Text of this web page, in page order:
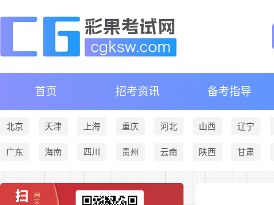
首页 招考资讯 备考指导
北京 天津 上海 重庆 河北 山西 辽宁
广东 海南 四川 贵州 云南 陕西 甘肃